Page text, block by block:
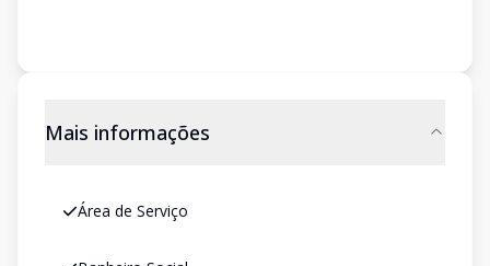
Mais informações
Área de Serviço